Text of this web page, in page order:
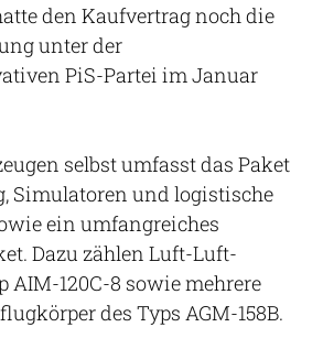
den Kaufvertrag noch die
unter der
PiS-Partei im Januar
selbst umfasst das Paket
Simulatoren und logistische
ein umfangreiches
Dazu zählen Luft-Luft-
AIM-120C-8 sowie mehrere
des Typs AGM-158B.